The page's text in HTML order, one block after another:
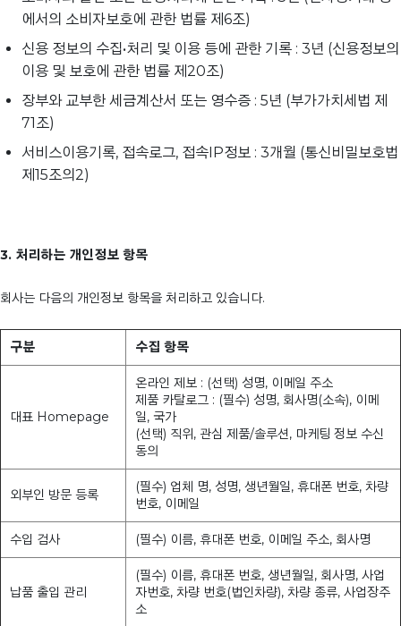
에서의 소비자보호에 관한 법률 제6조)
신용 정보의 수집•처리 및 이용 등에 관한 기록 : 3년 (신용정보의
이용 및 보호에 관한 법률 제20조)
장부와 교부한 세금계산서 또는 영수증 : 5년 (부가가치세법 제
71조)
서비스이용기록, 접속로그, 접속IP정보 : 3개월 (통신비밀보호법
제15조의2)
3. 처리하는 개인정보 항목
회사는 다음의 개인정보 항목을 처리하고 있습니다.
구분 수집 항목
대표 Homepage
온라인 제보 : (선택) 성명, 이메일 주소
제품 카탈로그 : (필수) 성명, 회사명(소속), 이메
일, 국가
(선택) 직위, 관심 제품/솔루션, 마케팅 정보 수신
동의
외부인 방문 등록
(필수) 업체 명, 성명, 생년월일, 휴대폰 번호, 차량
번호, 이메일
수입 검사 (필수) 이름, 휴대폰 번호, 이메일 주소, 회사명
납품 출입 관리
(필수) 이름, 휴대폰 번호, 생년월일, 회사명, 사업
자번호, 차량 번호(법인차량), 차량 종류, 사업장주
소